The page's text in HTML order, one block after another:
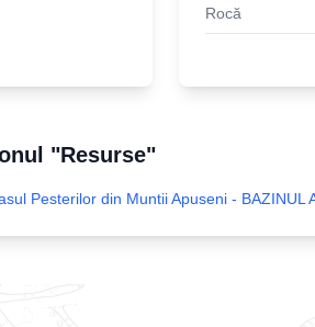
Rocă
"Resurse"
Pesterilor din Muntii Apuseni - BAZINUL